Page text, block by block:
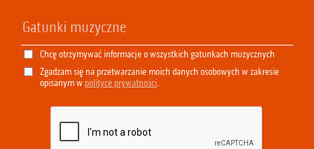
Chcę otrzymywać informacje o wszystkich gatunkach muzycznych
Zgadzam się na przetwarzanie moich danych osobowych w zakresie
opisanym w polityce prywatności.